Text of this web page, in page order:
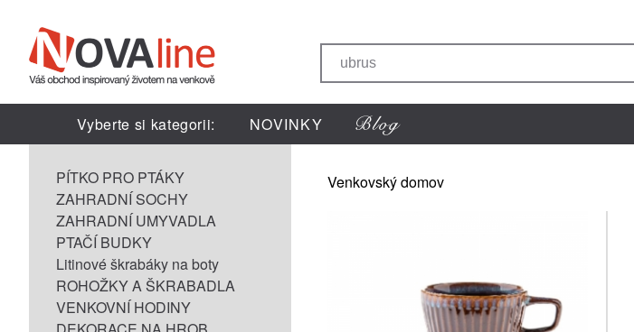
Vyberte si kategorii: NOVINKY
PÍTKO PRO PTÁKY
ZAHRADNÍ SOCHY
ZAHRADNÍ UMYVADLA
PTAČÍ BUDKY
Litinové škrabáky na boty
ROHOŽKY A ŠKRABADLA
VENKOVNÍ HODINY
Venkovský domov